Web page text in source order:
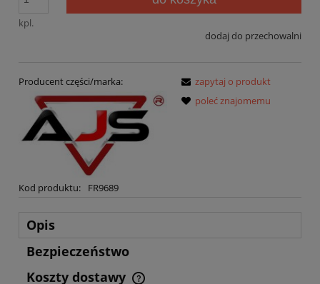
kpl.
dodaj do przechowalni
Producent części/marka:
Kod produktu: FR9689
zapytaj o produkt
poleć znajomemu
Opis
Bezpieczeństwo
Koszty dostawy